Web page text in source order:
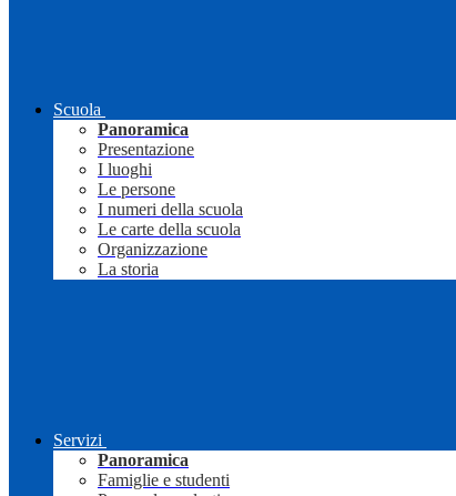
Scuola
Panoramica
Presentazione
I luoghi
Le persone
I numeri della scuola
Le carte della scuola
Organizzazione
La storia
Servizi
Panoramica
Famiglie e studenti